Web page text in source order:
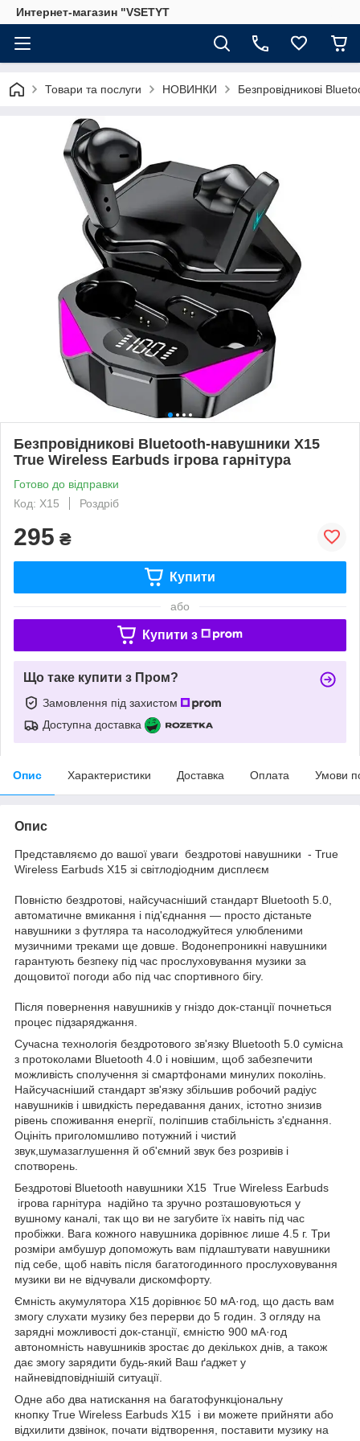
Интернет-магазин "VSETYT
Товари та послуги НОВИНКИ Безпровідникові
Безпровідникові Bluetooth-навушники X15
True Wireless Earbuds ігрова гарнітура
Готово до відправки
Код: X15
Роздріб
295 ₴
Купити
або
Купити з
Що таке купити з Пром?
Замовлення під захистом
Доступна доставка
Опис Характеристики Доставка Оплата Умови
Опис
Представляємо до вашої уваги бездротові навушники - True
Wireless Earbuds X15 зі світлодіодним дисплеєм
Повністю бездротові, найсучасніший стандарт Bluetooth 5.0,
автоматичне вмикання і під'єднання — просто дістаньте
навушники з футляра та насолоджуйтеся улюбленими
музичними треками ще довше. Водонепроникні навушники
гарантують безпеку під час прослуховування музики за
дощовитої погоди або під час спортивного бігу.
Після повернення навушників у гніздо док-станції почнеться
процес підзаряджання.
Сучасна технологія бездротового зв'язку Bluetooth 5.0 сумісна
з протоколами Bluetooth 4.0 і новішим, щоб забезпечити
можливість сполучення зі смартфонами минулих поколінь.
Найсучасніший стандарт зв'язку збільшив робочий радіус
навушників і швидкість передавання даних, істотно знизив
рівень споживання енергії, поліпшив стабільність з'єднання.
Оцініть приголомшливо потужний і чистий
звук,шумазаглушення й об'ємний звук без розривів і
спотворень.
Бездротові Bluetooth навушники X15 True Wireless Earbuds
ігрова гарнітура надійно та зручно розташовуються у
вушному каналі, так що ви не загубите їх навіть під час
пробіжки. Вага кожного навушника дорівнює лише 4.5 г. Три
розміри амбушур допоможуть вам підлаштувати навушники
під себе, щоб навіть після багатогодинного прослуховування
музики ви не відчували дискомфорту.
Ємність акумулятора X15 дорівнює 50 мА·год, що дасть вам
змогу слухати музику без перерви до 5 годин. З огляду на
зарядні можливості док-станції, ємністю 900 мА·год
автономність навушників зростає до декількох днів, а також
дає змогу зарядити будь-який Ваш ґаджет у
найневідповіднішій ситуації.
Одне або два натискання на багатофункціональну
кнопку True Wireless Earbuds X15 і ви можете прийняти або
відхилити дзвінок, почати відтворення, поставити музику на